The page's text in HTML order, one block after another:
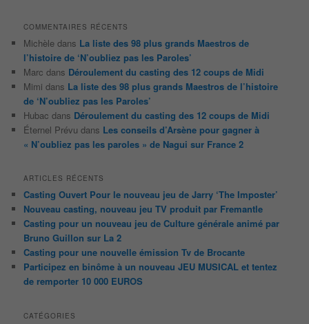
COMMENTAIRES RÉCENTS
Michèle dans La liste des 98 plus grands Maestros de
l’histoire de ‘N’oubliez pas les Paroles’
Marc dans Déroulement du casting des 12 coups de Midi
Mimi dans La liste des 98 plus grands Maestros de l’histoire
de ‘N’oubliez pas les Paroles’
Hubac dans Déroulement du casting des 12 coups de Midi
Éternel Prévu dans Les conseils d’Arsène pour gagner à
« N’oubliez pas les paroles » de Nagui sur France 2
ARTICLES RÉCENTS
Casting Ouvert Pour le nouveau jeu de Jarry ‘The Imposter’
Nouveau casting, nouveau jeu TV produit par Fremantle
Casting pour un nouveau jeu de Culture générale animé par
Bruno Guillon sur La 2
Casting pour une nouvelle émission Tv de Brocante
Participez en binôme à un nouveau JEU MUSICAL et tentez
de remporter 10 000 EUROS
CATÉGORIES